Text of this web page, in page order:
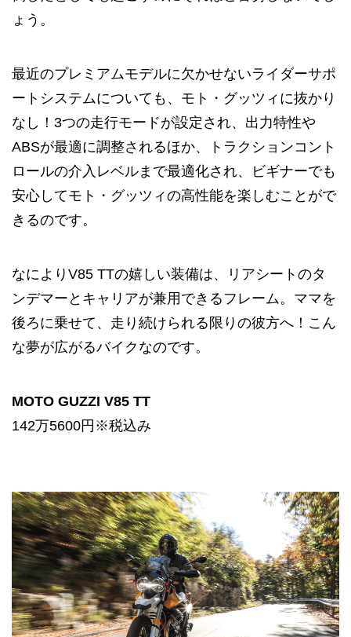
ょう。
最近のプレミアムモデルに欠かせないライダーサポ
ートシステムについても、モト・グッツィに抜かり
なし！3つの走行モードが設定され、出力特性や
ABSが最適に調整されるほか、トラクションコント
ロールの介入レベルまで最適化され、ビギナーでも
安心してモト・グッツィの高性能を楽しむことがで
きるのです。
なによりV85 TTの嬉しい装備は、リアシートのタ
ンデマーとキャリアが兼用できるフレーム。ママを
後ろに乗せて、走り続けられる限りの彼方へ！こん
な夢が広がるバイクなのです。
MOTO GUZZI V85 TT
142万5600円※税込み